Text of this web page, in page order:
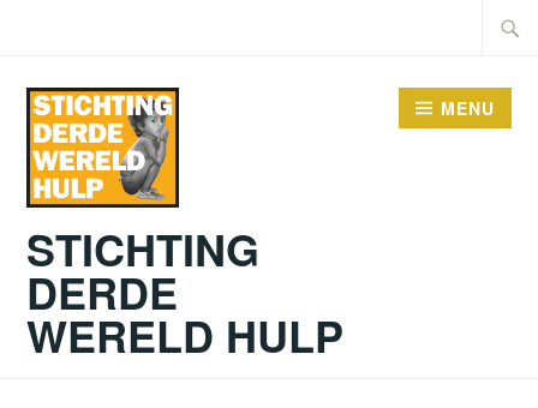
inhoud
STICHTING
DERDE
WERELD HULP
MENU